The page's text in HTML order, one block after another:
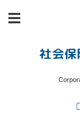
社会